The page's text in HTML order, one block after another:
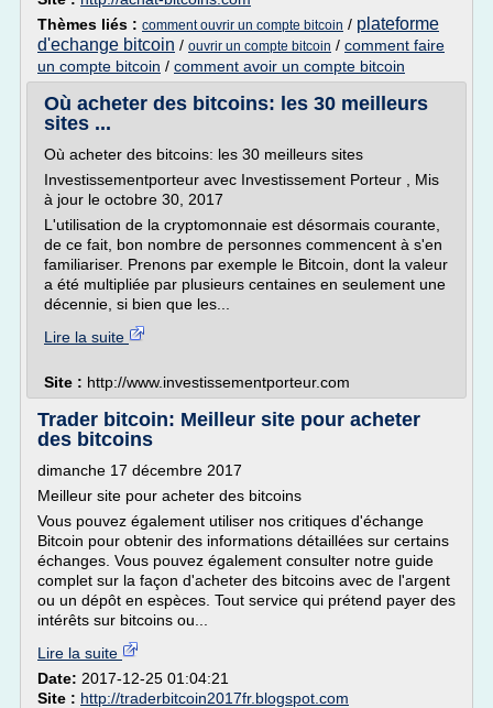
Thèmes liés : comment ouvrir un compte bitcoin / plateforme
d'echange bitcoin / ouvrir un compte bitcoin / comment faire
un compte bitcoin / comment avoir un compte bitcoin
Où acheter des bitcoins: les 30 meilleurs
sites ...
Où acheter des bitcoins: les 30 meilleurs sites
Investissementporteur avec Investissement Porteur , Mis
à jour le octobre 30, 2017
L'utilisation de la cryptomonnaie est désormais courante,
de ce fait, bon nombre de personnes commencent à s'en
familiariser. Prenons par exemple le Bitcoin, dont la valeur
a été multipliée par plusieurs centaines en seulement une
décennie, si bien que les...
Lire la suite
Site : http://www.investissementporteur.com
Trader bitcoin: Meilleur site pour acheter
des bitcoins
dimanche 17 décembre 2017
Meilleur site pour acheter des bitcoins
Vous pouvez également utiliser nos critiques d'échange
Bitcoin pour obtenir des informations détaillées sur certains
échanges. Vous pouvez également consulter notre guide
complet sur la façon d'acheter des bitcoins avec de l'argent
ou un dépôt en espèces. Tout service qui prétend payer des
intérêts sur bitcoins ou...
Lire la suite
Date: 2017-12-25 01:04:21
Site : http://traderbitcoin2017fr.blogspot.com